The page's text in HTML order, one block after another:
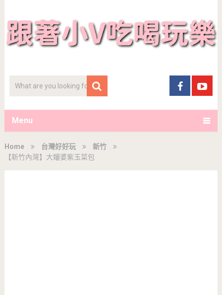
Menu
Home 台灣好好玩
新竹
【新竹內灣】大嬸婆紫玉菜包